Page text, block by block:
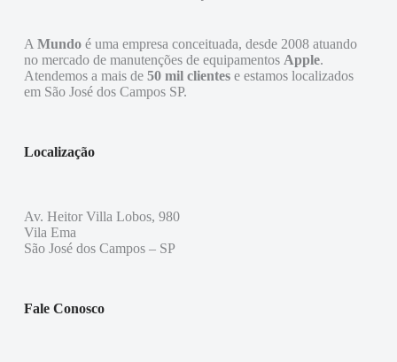
A Mundoé uma empresa conceituada, desde 2008 atuando
no mercado de manutenções de equipamentos Apple.
Atendemos a mais de 50 mil clientese estamos localizados
em São José dos Campos SP.
Localização
Av. Heitor Villa Lobos, 980
Vila Ema
São José dos Campos – SP
Fale Conosco